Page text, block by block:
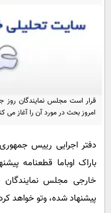
قرار است مجلس نمایندگان روز
امروز بحث در مورد آن را آغاز می
دفتر اجرایی رییس جمهوری
باراک اوباما قطعنامه
خارجی مجلس نمایندگان
پیشنهاد شده، وتو خواهد